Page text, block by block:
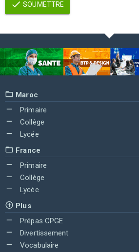
SOUMETTRE
Maroc
Primaire
Collège
Lycée
France
Primaire
Collège
Lycée
Plus
Prépas CPGE
Divertissement
Vocabulaire